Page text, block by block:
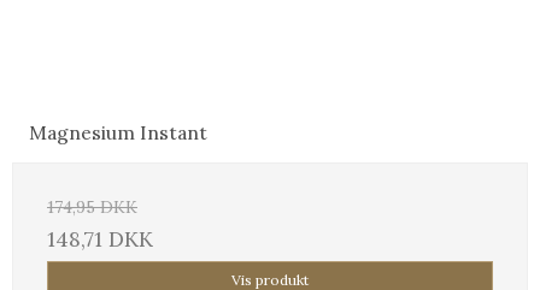
Magnesium Instant
174,95 DKK
148,71 DKK
Vis produkt